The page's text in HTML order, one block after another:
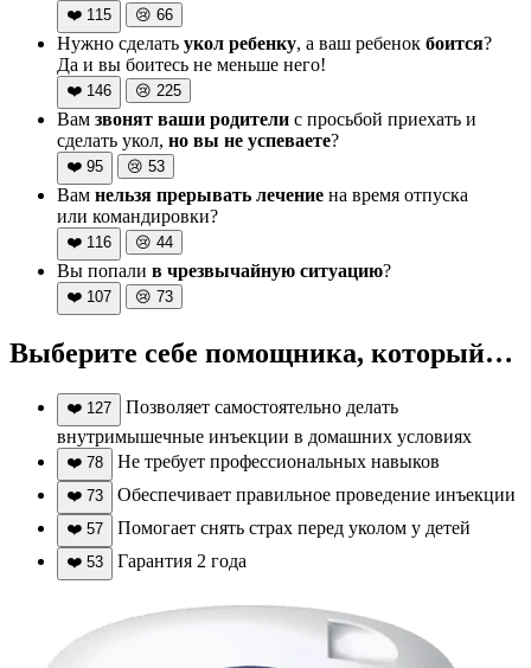
❤️ 115 😢 66
Нужно сделать укол ребенку, а ваш ребенок боится?
Да и вы боитесь не меньше него!
❤️ 146 😢 225
Вам звонят ваши родители с просьбой приехать и
сделать укол, но вы не успеваете?
❤️ 95 😢 53
Вам нельзя прерывать лечение на время отпуска
или командировки?
❤️ 116 😢 44
Вы попали в чрезвычайную ситуацию?
❤️ 107 😢 73
Выберите себе помощника, который…
❤️ 127
Позволяет самостоятельно делать
внутримышечные инъекции в домашних условиях
❤️ 78 Не требует профессиональных навыков
❤️ 73 Обеспечивает правильное проведение инъекции
❤️ 57 Помогает снять страх перед уколом у детей
❤️ 53 Гарантия 2 года